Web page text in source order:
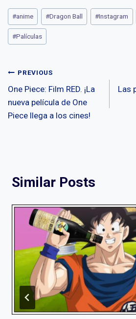
at
s
A
p
ce
b
o
k
tt
er
se
n
Post
Tags:
#anime #Dragon Ball #Instagram
#Palículas
Post
navigation
PREVIOUS
One Piece: Film RED. ¡La
nueva película de One
Piece llega a los cines!
Las
Similar Posts